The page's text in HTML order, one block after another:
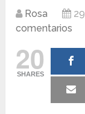
Rosa
comentarios
20
SHARES